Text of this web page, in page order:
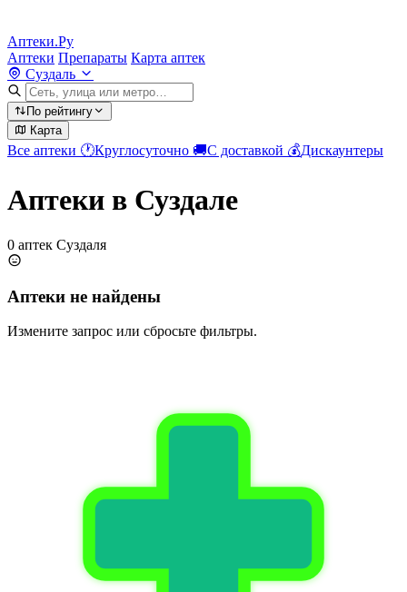
Аптеки.Ру
Аптеки Препараты Карта аптек
Суздаль
По рейтингу
Карта
Все аптеки 🕐Круглосуточно 🚚С доставкой 💰Дискаунтеры
Аптеки в Суздале
0 аптек Суздаля
Аптеки не найдены
Измените запрос или сбросьте фильтры.